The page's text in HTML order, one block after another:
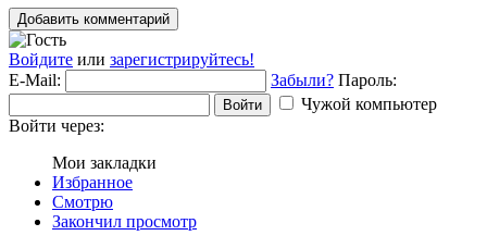
Добавить комментарий
Войдите или зарегистрируйтесь!
E-Mail:
Забыли? Пароль:
Войти
Чужой компьютер
Войти через:
Мои закладки
Избранное
Смотрю
Закончил просмотр